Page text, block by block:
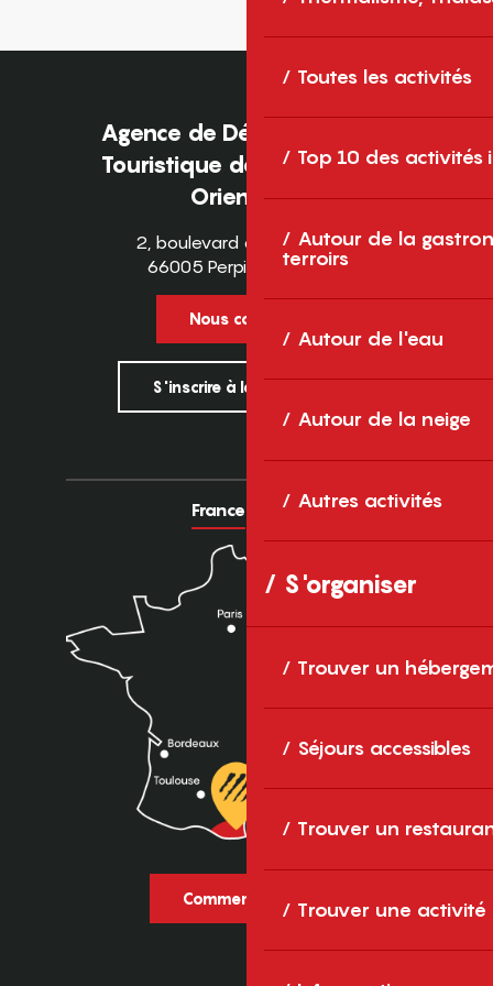
Toutes les activités
Top 10 des activités
Autour de la
terroirs
Autour de l'eau
Autour de la neige
Autres activités
S'organiser
Trouver un
Séjours accessibles
Trouver un
Trouver une activité
Agence de Développement
Touristique des Pyrénées-
Orientales
2, boulevard des Pyrénées
66005 Perpignan Cedex
Nous contacter
S'inscrire à la newsletter
France Europe
Comment venir ?